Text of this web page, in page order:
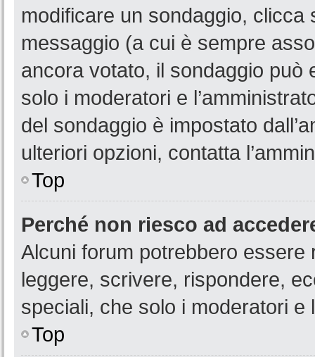
modificare un sondaggio,
messaggio (a cui è sempre
ancora votato, il sondaggio può
solo i moderatori e
del sondaggio è impostato
ulteriori opzioni, contatta
Top
Perché non riesco ad
Alcuni forum potrebbero
leggere, scrivere, rispondere,
speciali, che solo i moderatori e
Top